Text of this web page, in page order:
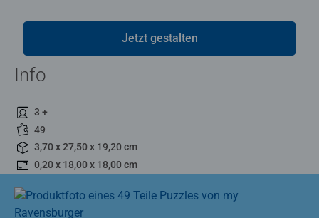
Jetzt gestalten
Info
3 +
49
3,70 x 27,50 x 19,20 cm
0,20 x 18,00 x 18,00 cm